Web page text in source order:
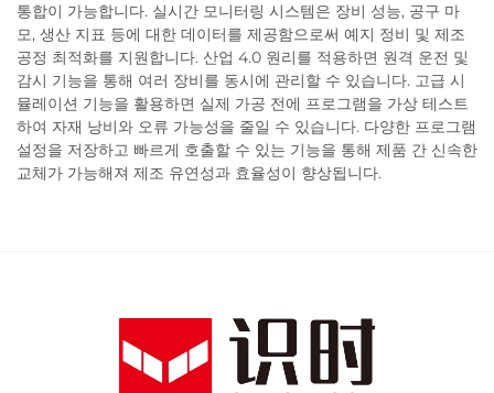
통합이 가능합니다. 실시간 모니터링 시스템은 장비 성능, 공구 마
모, 생산 지표 등에 대한 데이터를 제공함으로써 예지 정비 및 제조
공정 최적화를 지원합니다. 산업 4.0 원리를 적용하면 원격 운전 및
감시 기능을 통해 여러 장비를 동시에 관리할 수 있습니다. 고급 시
뮬레이션 기능을 활용하면 실제 가공 전에 프로그램을 가상 테스트
하여 자재 낭비와 오류 가능성을 줄일 수 있습니다. 다양한 프로그램
설정을 저장하고 빠르게 호출할 수 있는 기능을 통해 제품 간 신속한
교체가 가능해져 제조 유연성과 효율성이 향상됩니다.